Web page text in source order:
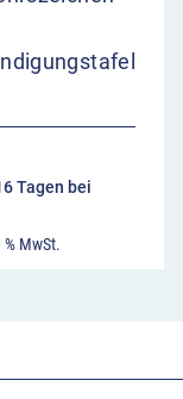
Tagen bei
MwSt.